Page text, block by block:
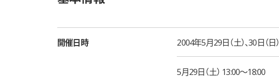
開催日時 2004年5月29日（土）、30日（日）
5月29日（土） 13:00〜18:00